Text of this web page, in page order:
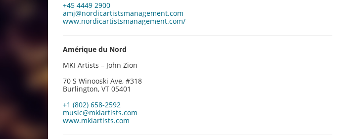
+45 4449 2900
amj@nordicartistsmanagement.com
www.nordicartistsmanagement.com/
Amérique du Nord
MKI Artists – John Zion
70 S Winooski Ave, #318
Burlington, VT 05401
+1 (802) 658-2592
music@mkiartists.com
www.mkiartists.com